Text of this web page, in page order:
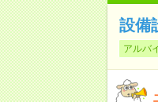
設備
アルバ